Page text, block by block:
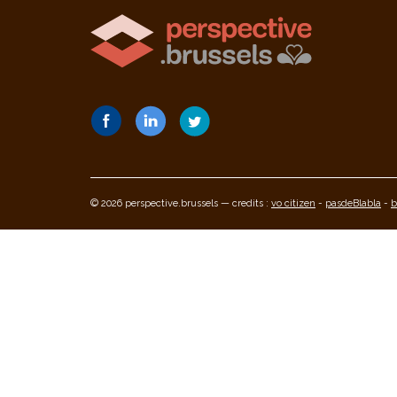
© 2026 perspective.brussels — credits : vo citizen - pasdeBlabla -